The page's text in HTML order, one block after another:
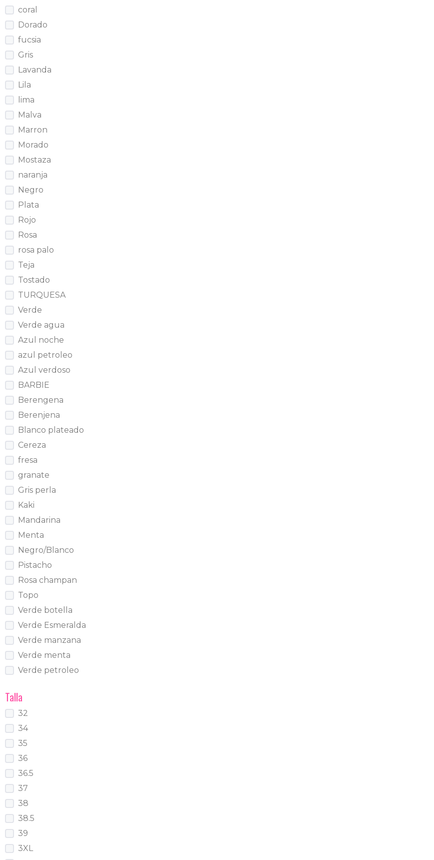
coral
Dorado
fucsia
Gris
Lavanda
Lila
lima
Malva
Marron
Morado
Mostaza
naranja
Negro
Plata
Rojo
Rosa
rosa palo
Teja
Tostado
TURQUESA
Verde
Verde agua
Azul noche
azul petroleo
Azul verdoso
BARBIE
Berengena
Berenjena
Blanco plateado
Cereza
fresa
granate
Gris perla
Kaki
Mandarina
Menta
Negro/Blanco
Pistacho
Rosa champan
Topo
Verde botella
Verde Esmeralda
Verde manzana
Verde menta
Verde petroleo
Talla
32
34
35
36
36.5
37
38
38.5
39
3XL